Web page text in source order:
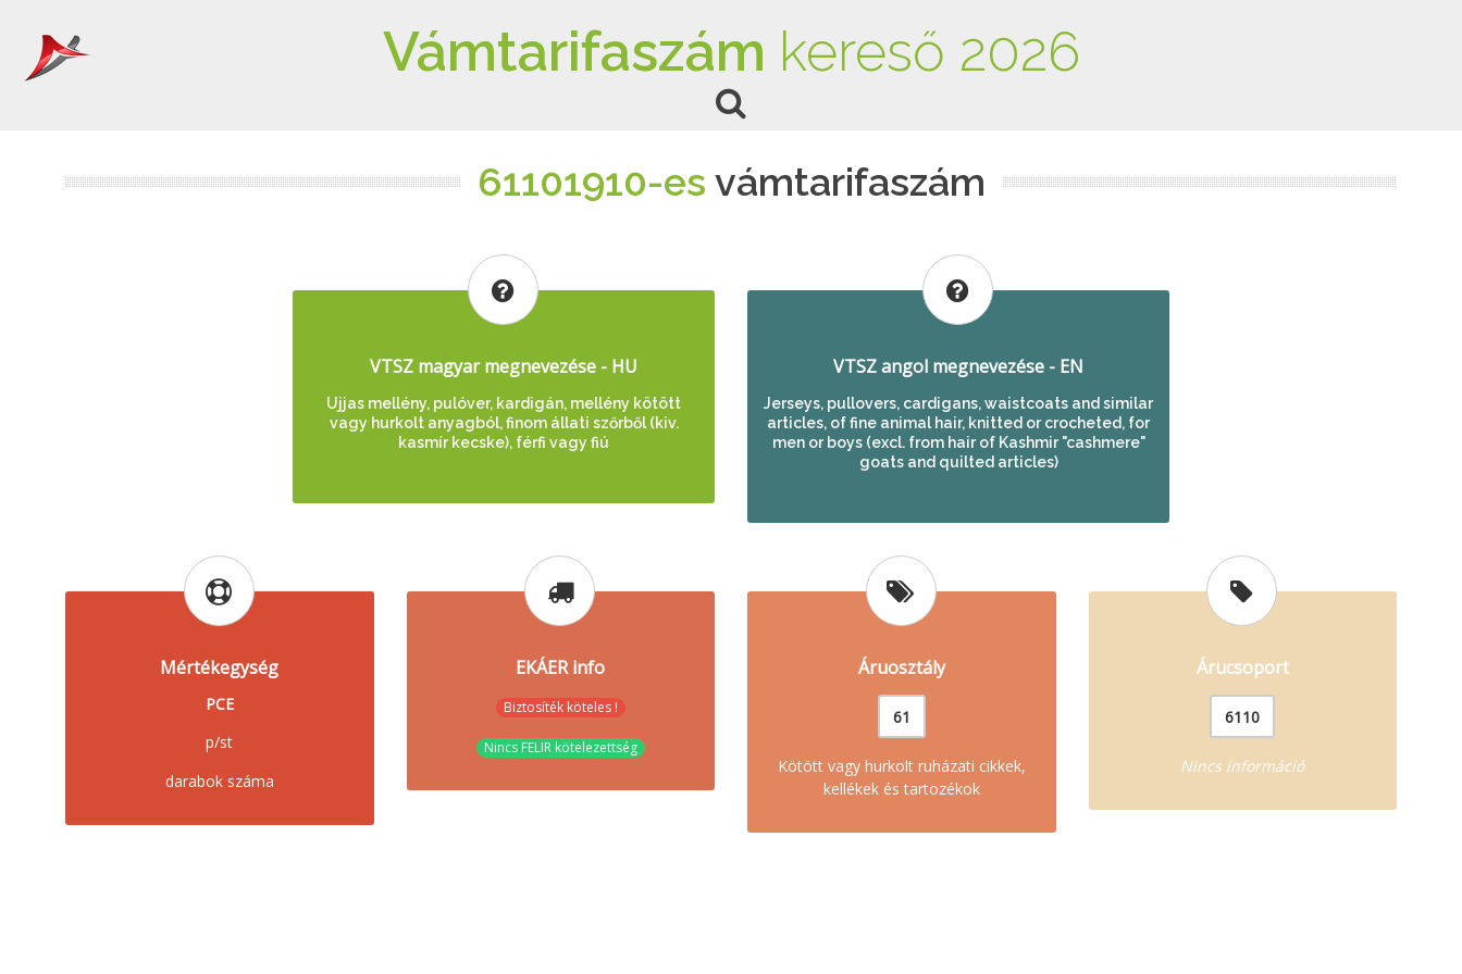
Vámtarifaszám kereső 2026
61101910-es vámtarifaszám
VTSZ magyar megnevezése - HU
Ujjas mellény, pulóver, kardigán, mellény kötött
vagy hurkolt anyagból, finom állati szőrből (kiv.
kasmír kecske), férfi vagy fiú
VTSZ angol megnevezése - EN
Jerseys, pullovers, cardigans, waistcoats and similar
articles, of fine animal hair, knitted or crocheted, for
men or boys (excl. from hair of Kashmir "cashmere"
goats and quilted articles)
Mértékegység
PCE
p/st
darabok száma
EKÁER info
Biztosíték köteles !
Nincs FELIR kötelezettség
Áruosztály
61
Kötött vagy hurkolt ruházati cikkek,
kellékek és tartozékok
Árucsoport
6110
Nincs információ